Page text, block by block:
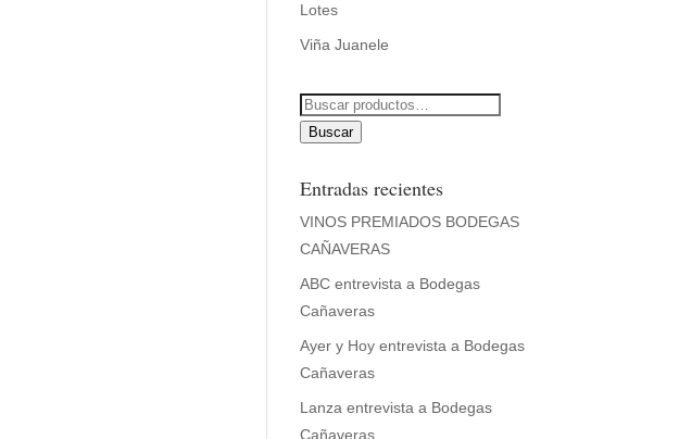
Lotes
Viña Juanele
Buscar
por:
Buscar
Entradas recientes
VINOS PREMIADOS BODEGAS
CAÑAVERAS
ABC entrevista a Bodegas
Cañaveras
Ayer y Hoy entrevista a Bodegas
Cañaveras
Lanza entrevista a Bodegas
Cañaveras